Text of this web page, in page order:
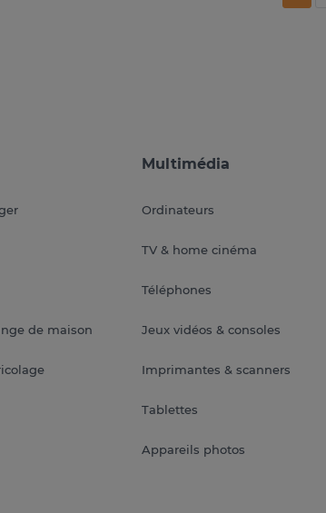
de maison
Multimédia
Ordinateurs
TV & home cinéma
Téléphones
Jeux vidéos & consoles
Imprimantes & scanners
Tablettes
Appareils photos